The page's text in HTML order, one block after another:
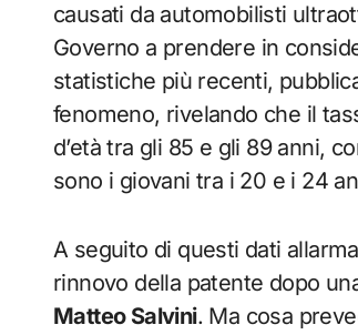
causati da automobilisti
Governo a prendere in
statistiche più recenti,
fenomeno, rivelando che il
d’età tra gli 85 e gli 89 anni,
sono i giovani tra i 20 e i 24
A seguito di questi dati
rinnovo della patente dopo
Matteo Salvini. Ma cosa